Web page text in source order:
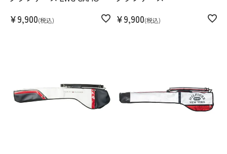
¥9,900 税込 ¥9,900 税込